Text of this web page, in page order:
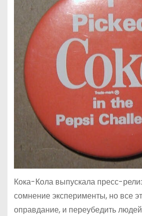
Кока-Кола выпускала пресс-
сомнение эксперименты, но все
оправдание, и переубедить